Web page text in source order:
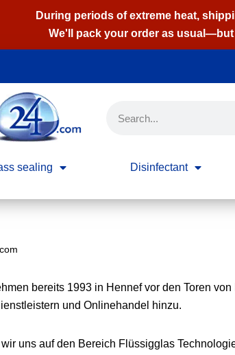
During periods of extreme heat,
We'll pack your order as
sealing Disinfectant
bereits 1993 in Hennef vor den Toren
und Onlinehandel hinzu.
uns auf den Bereich Flüssigglas